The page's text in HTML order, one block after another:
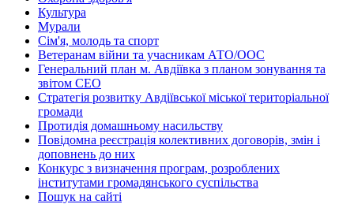
Культура
Мурали
Сім'я, молодь та спорт
Ветеранам війни та учасникам АТО/ООС
Генеральний план м. Авдіївка з планом зонування та
звітом СЕО
Стратегія розвитку Авдіївської міської територіальної
громади
Протидія домашньому насильству
Повідомна реєстрація колективних договорів, змін і
доповнень до них
Конкурс з визначення програм, розроблених
інститутами громадянського суспільства
Пошук на сайті